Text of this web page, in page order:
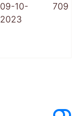
09-10-
2023
709